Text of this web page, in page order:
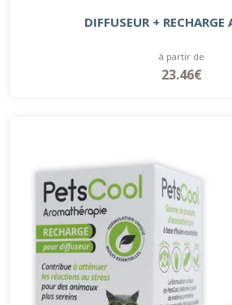
DIFFUSEUR + RECHARGE
à partir de
23.46€